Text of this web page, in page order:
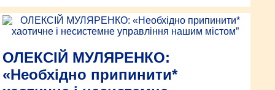
ОЛЕКСІЙ МУЛЯРЕНКО:
«Необхідно припинити*